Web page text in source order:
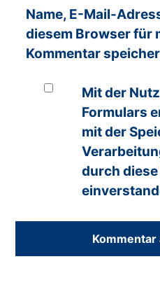
Name, E-Mail-
diesem Browser für
Kommentar
Mit der
Formulars
mit der
durch